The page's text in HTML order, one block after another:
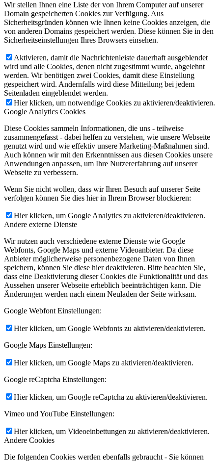
Wir stellen Ihnen eine Liste der von Ihrem Computer auf unserer
Domain gespeicherten Cookies zur Verfügung. Aus
Sicherheitsgründen können wie Ihnen keine Cookies anzeigen, die
von anderen Domains gespeichert werden. Diese können Sie in den
Sicherheitseinstellungen Ihres Browsers einsehen.
Aktivieren, damit die Nachrichtenleiste dauerhaft ausgeblendet
wird und alle Cookies, denen nicht zugestimmt wurde, abgelehnt
werden. Wir benötigen zwei Cookies, damit diese Einstellung
gespeichert wird. Andernfalls wird diese Mitteilung bei jedem
Seitenladen eingeblendet werden.
Hier klicken, um notwendige Cookies zu aktivieren/deaktivieren.
Google Analytics Cookies
Diese Cookies sammeln Informationen, die uns - teilweise
zusammengefasst - dabei helfen zu verstehen, wie unsere Webseite
genutzt wird und wie effektiv unsere Marketing-Maßnahmen sind.
Auch können wir mit den Erkenntnissen aus diesen Cookies unsere
Anwendungen anpassen, um Ihre Nutzererfahrung auf unserer
Webseite zu verbessern.
Wenn Sie nicht wollen, dass wir Ihren Besuch auf unserer Seite
verfolgen können Sie dies hier in Ihrem Browser blockieren:
Hier klicken, um Google Analytics zu aktivieren/deaktivieren.
Andere externe Dienste
Wir nutzen auch verschiedene externe Dienste wie Google
Webfonts, Google Maps und externe Videoanbieter. Da diese
Anbieter möglicherweise personenbezogene Daten von Ihnen
speichern, können Sie diese hier deaktivieren. Bitte beachten Sie,
dass eine Deaktivierung dieser Cookies die Funktionalität und das
Aussehen unserer Webseite erheblich beeinträchtigen kann. Die
Änderungen werden nach einem Neuladen der Seite wirksam.
Google Webfont Einstellungen:
Hier klicken, um Google Webfonts zu aktivieren/deaktivieren.
Google Maps Einstellungen:
Hier klicken, um Google Maps zu aktivieren/deaktivieren.
Google reCaptcha Einstellungen:
Hier klicken, um Google reCaptcha zu aktivieren/deaktivieren.
Vimeo und YouTube Einstellungen:
Hier klicken, um Videoeinbettungen zu aktivieren/deaktivieren.
Andere Cookies
Die folgenden Cookies werden ebenfalls gebraucht - Sie können